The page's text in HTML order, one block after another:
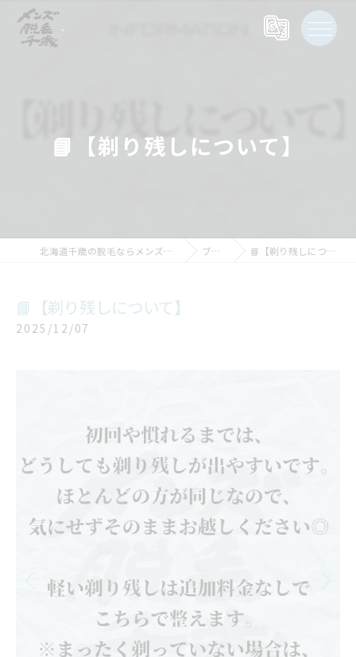
📘【剃り残しについて】
北海道千歳の脱毛ならメンズ脱毛千歳 ブログ 📘【剃り残しについて】
📘【剃り残しについて】
2025/12/07